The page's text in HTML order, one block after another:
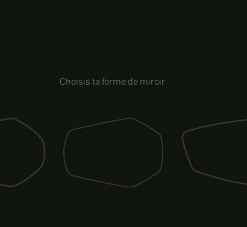
Choisis ta forme de miroir
Miroir (drift) Miroir (race)